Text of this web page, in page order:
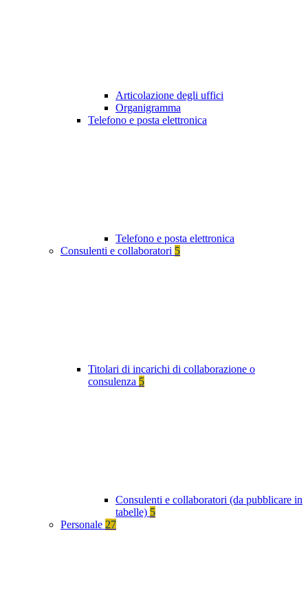
Articolazione degli uffici
Organigramma
Telefono e posta elettronica
Telefono e posta elettronica
Consulenti e collaboratori 5
Titolari di incarichi di collaborazione o
consulenza 5
Consulenti e collaboratori (da pubblicare in
tabelle) 5
Personale 27